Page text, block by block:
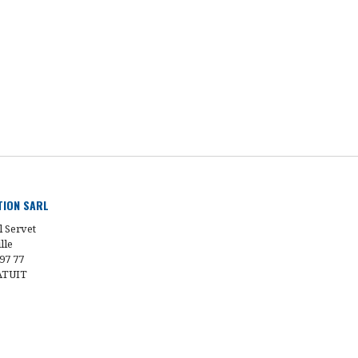
SARL
Servet
77